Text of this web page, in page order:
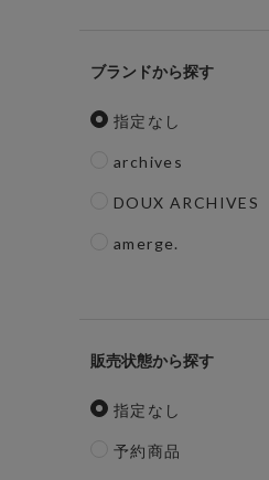
ブランド
指定なし
archives
DOUX ARCHIVES
amerge.
販売状態
指定なし
予約商品